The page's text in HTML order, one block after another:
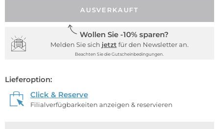
AUSVERKAUFT
Wollen Sie -10% sparen?
Melden Sie sich jetzt für den Newsletter an.
Beachten Sie die Gutscheinbedingungen.
Lieferoption:
Click & Reserve
Filialverfügbarkeiten anzeigen & reservieren